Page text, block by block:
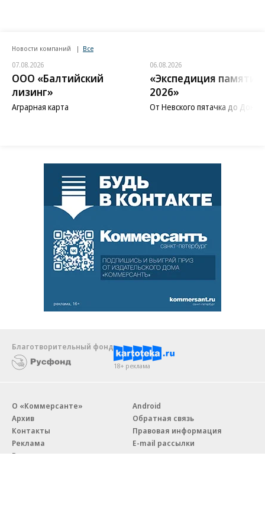
Новости компаний Все
07.08.2026
ООО «Балтийский
лизинг»
Аграрная карта
06.08.2026
«Экспедиция памяти
2026»
От Невского пятачка до
Благотворительный фонд
18+ реклама
О «Коммерсанте»
Архив
Контакты
Реклама
Вакансии
Android
Обратная связь
Правовая информация
E-mail рассылки